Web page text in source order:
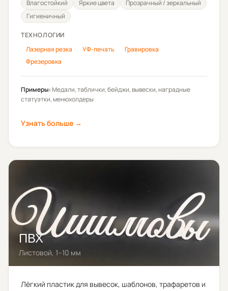
Влагостойкий Яркие цвета
Прозрачный / зеркальный
Гигиеничный
ТЕХНОЛОГИИ
Лазерная резка
УФ-печать
Гравировка
Фрезеровка
Примеры:Медали, таблички, бейджи, вывески, наградные
статуэтки, менюхолдеры
Узнать больше →
ПВХ
Листовой, 1–10 мм
Лёгкий пластик для вывесок, шаблонов, трафаретов и